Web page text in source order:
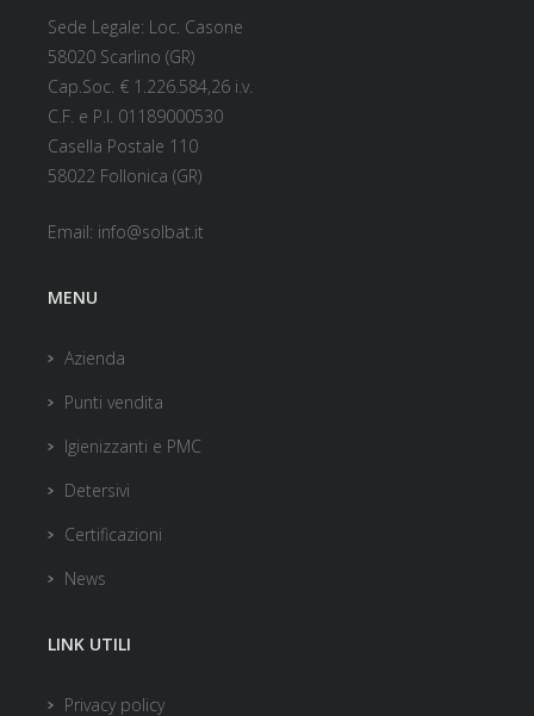
Sede Legale: Loc. Casone
58020 Scarlino (GR)
Cap.Soc. € 1.226.584,26 i.v.
C.F. e P.I. 01189000530
Casella Postale 110
58022 Follonica (GR)
Email: info@solbat.it
MENU
Azienda
Punti vendita
Igienizzanti e PMC
Detersivi
Certificazioni
News
LINK UTILI
Privacy policy